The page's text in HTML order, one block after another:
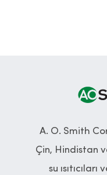
A. O. Smith
Çin, Hindistan
su